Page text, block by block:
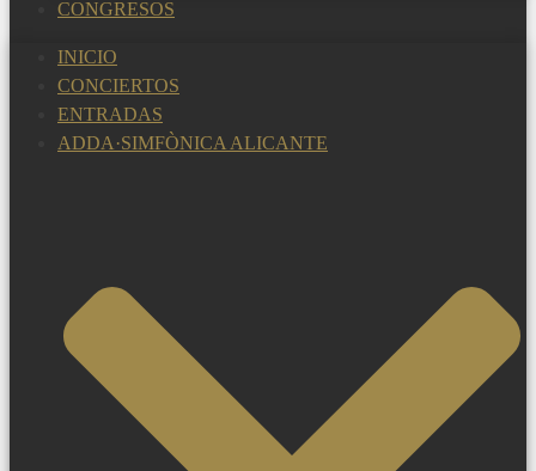
CONGRESOS
INICIO
CONCIERTOS
ENTRADAS
ADDA·SIMFÒNICA ALICANTE